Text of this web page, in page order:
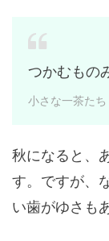
つかむもの
小さな一茶たち
秋になると、
す。ですが、
い歯がゆさも